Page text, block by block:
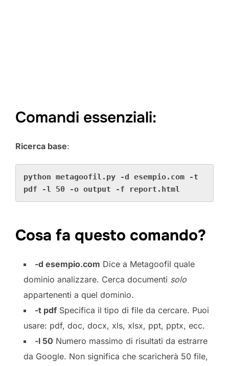
Comandi essenziali:
Ricerca base:
python metagoofil.py -d esempio.com -t
pdf -l 50 -o output -f report.html
Cosa fa questo comando?
-d esempio.com Dice a Metagoofil quale
dominio analizzare. Cerca documenti solo
appartenenti a quel dominio.
-t pdf Specifica il tipo di file da cercare. Puoi
usare: pdf, doc, docx, xls, xlsx, ppt, pptx, ecc.
-l 50 Numero massimo di risultati da estrarre
da Google. Non significa che scaricherà 50 file,